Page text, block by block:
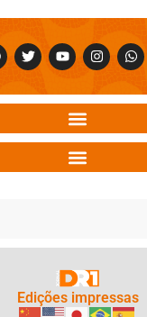
Edições impressas